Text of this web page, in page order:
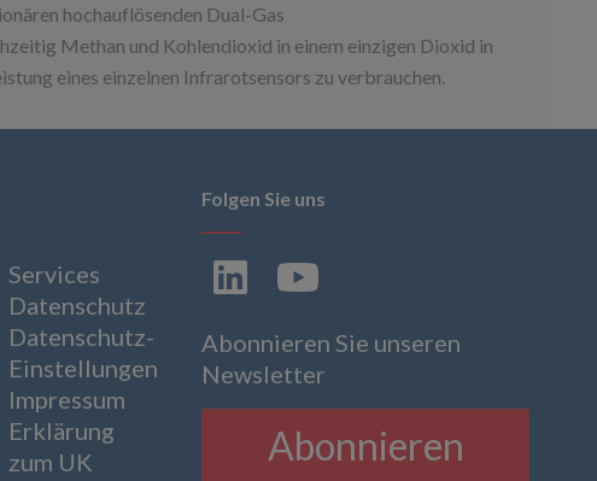
hochauflösenden Dual-Gas
Methan und Kohlendioxid in einem einzigen Dioxid in
eines einzelnen Infrarotsensors zu verbrauchen.
Services
Datenschutz
Datenschutz-
Einstellungen
Impressum
Erklärung
zum UK
Folgen Sie uns
Abonnieren Sie unseren
Newsletter
Abonnieren